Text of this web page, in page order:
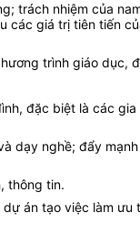
trách nhiệm của
giá trị tiên tiến
trình giáo dục,
đặc biệt là các
dạy nghề; đẩy
thông tin.
án tạo việc làm